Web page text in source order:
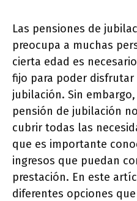
Las pensiones de
preocupa a muchas
cierta edad es
fijo para poder
jubilación. Sin
pensión de jubilación
cubrir todas las
que es importante
ingresos que puedan
prestación. En este
diferentes opciones